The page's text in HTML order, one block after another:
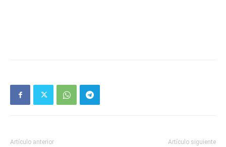
Artículo anterior Artículo siguiente